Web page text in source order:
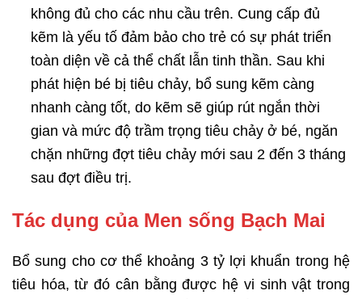
không đủ cho các nhu cầu trên. Cung cấp đủ
kẽm là yếu tố đảm bảo cho trẻ có sự phát triển
toàn diện về cả thể chất lẫn tinh thần. Sau khi
phát hiện bé bị tiêu chảy, bổ sung kẽm càng
nhanh càng tốt, do kẽm sẽ giúp rút ngắn thời
gian và mức độ trầm trọng tiêu chảy ở bé, ngăn
chặn những đợt tiêu chảy mới sau 2 đến 3 tháng
sau đợt điều trị.
Tác dụng của Men sống Bạch Mai
Bổ sung cho cơ thể khoảng 3 tỷ lợi khuẩn trong hệ
tiêu hóa, từ đó cân bằng được hệ vi sinh vật trong